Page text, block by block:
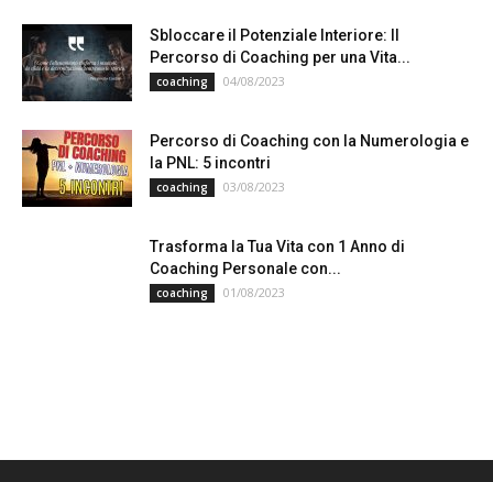
Sbloccare il Potenziale Interiore: Il
Percorso di Coaching per una Vita...
coaching 04/08/2023
Percorso di Coaching con la Numerologia e
la PNL: 5 incontri
coaching 03/08/2023
Trasforma la Tua Vita con 1 Anno di
Coaching Personale con...
coaching 01/08/2023